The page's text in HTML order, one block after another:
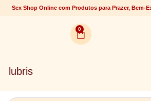
Sex Shop Online com Produtos para Prazer, Bem-
0
lubris